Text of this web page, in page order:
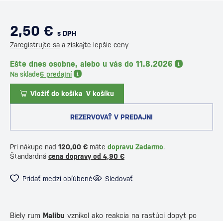
2,50 € s DPH
Zaregistrujte sa a získajte lepšie ceny
Ešte dnes osobne, alebo u vás do 11.8.2026
Na sklade6 predajní
Vložiť do košíka V košíku
REZERVOVAŤ V PREDAJNI
Pri nákupe nad 120,00 € máte dopravu Zadarmo.
Štandardná cena dopravy od 4,90 €
Pridať medzi obľúbené Sledovať
Biely rum Malibu vznikol ako reakcia na rastúci dopyt po